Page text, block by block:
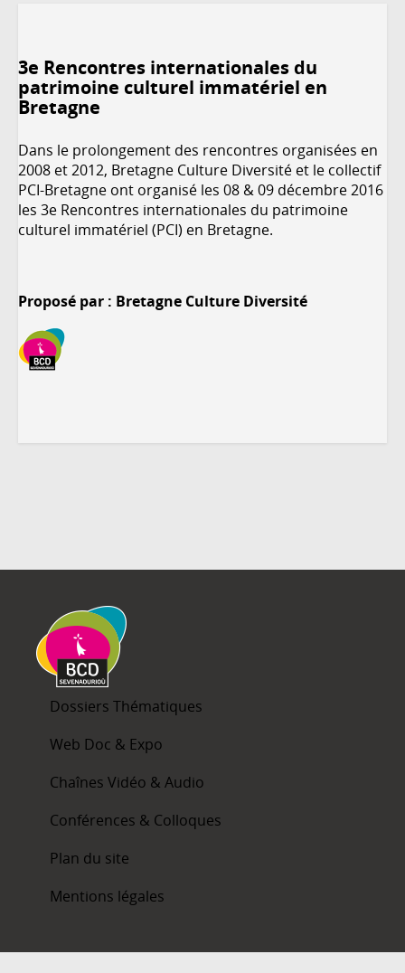
3e Rencontres internationales du
patrimoine culturel immatériel en
Bretagne
Dans le prolongement des rencontres organisées en
2008 et 2012, Bretagne Culture Diversité et le collectif
PCI-Bretagne ont organisé les 08 & 09 décembre 2016
les 3e Rencontres internationales du patrimoine
culturel immatériel (PCI) en Bretagne.
Proposé par : Bretagne Culture Diversité
Dossiers Thématiques
Web Doc & Expo
Chaînes Vidéo & Audio
Conférences & Colloques
Plan du site
Mentions légales